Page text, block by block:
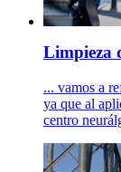
Limpieza
... vamos a
ya que al
centro